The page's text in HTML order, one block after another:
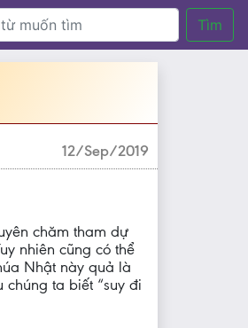
Tìm
12/Sep/2019
chăm tham dự
nhiên cũng có thể
Nhật này quả là
ta biết “suy đi